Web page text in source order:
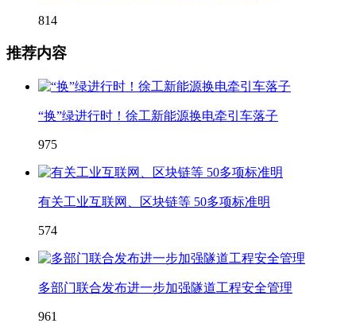
814
推荐内容
“换”绿进行时！徐工新能源换电牵引车落子
975
有关工业互联网、区块链等 50多项标准明
574
多部门联合发布进一步加强隧道工程安全管理
961